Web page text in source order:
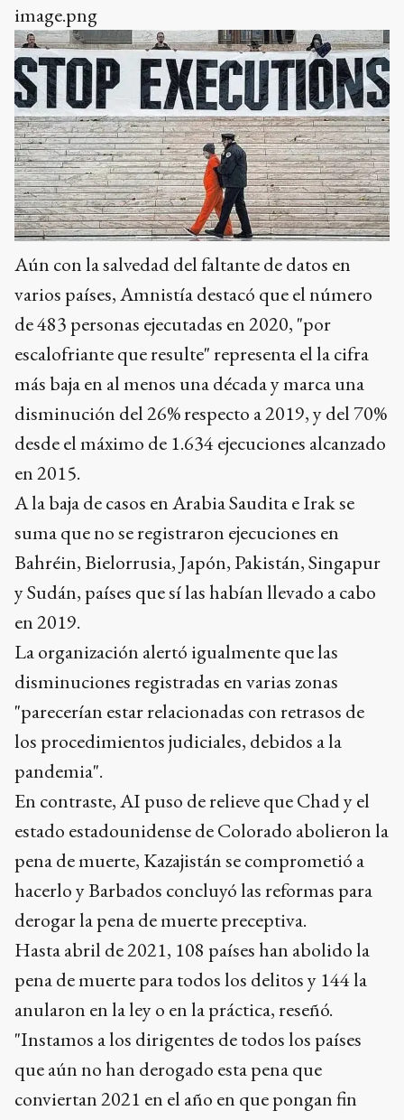
image.png
Aún con la salvedad del faltante de datos en
varios países, Amnistía destacó que el número
de 483 personas ejecutadas en 2020, "por
escalofriante que resulte" representa el la cifra
más baja en al menos una década y marca una
disminución del 26% respecto a 2019, y del 70%
desde el máximo de 1.634 ejecuciones alcanzado
en 2015.
A la baja de casos en Arabia Saudita e Irak se
suma que no se registraron ejecuciones en
Bahréin, Bielorrusia, Japón, Pakistán, Singapur
y Sudán, países que sí las habían llevado a cabo
en 2019.
La organización alertó igualmente que las
disminuciones registradas en varias zonas
"parecerían estar relacionadas con retrasos de
los procedimientos judiciales, debidos a la
pandemia".
En contraste, AI puso de relieve que Chad y el
estado estadounidense de Colorado abolieron la
pena de muerte, Kazajistán se comprometió a
hacerlo y Barbados concluyó las reformas para
derogar la pena de muerte preceptiva.
Hasta abril de 2021, 108 países han abolido la
pena de muerte para todos los delitos y 144 la
anularon en la ley o en la práctica, reseñó.
"Instamos a los dirigentes de todos los países
que aún no han derogado esta pena que
conviertan 2021 en el año en que pongan fin